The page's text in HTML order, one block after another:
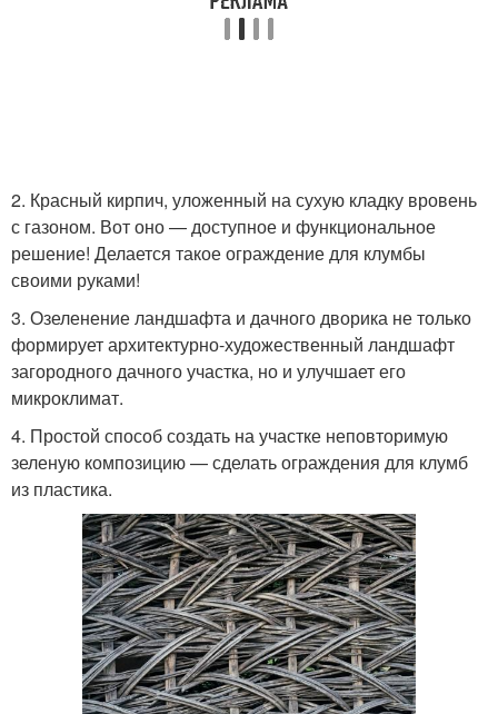
2. Красный кирпич, уложенный на сухую кладку вровень
с газоном. Вот оно — доступное и функциональное
решение! Делается такое ограждение для клумбы
своими руками!
3. Озеленение ландшафта и дачного дворика не только
формирует архитектурно-художественный ландшафт
загородного дачного участка, но и улучшает его
микроклимат.
4. Простой способ создать на участке неповторимую
зеленую композицию — сделать ограждения для клумб
из пластика.